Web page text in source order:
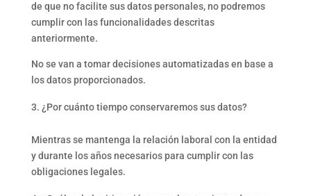
de que no facilite sus datos personales, no podremos
cumplir con las funcionalidades descritas
anteriormente.
No se van a tomar decisiones automatizadas en base a
los datos proporcionados.
¿Por cuánto tiempo conservaremos sus datos?
Mientras se mantenga la relación laboral con la entidad
y durante los años necesarios para cumplir con las
obligaciones legales.